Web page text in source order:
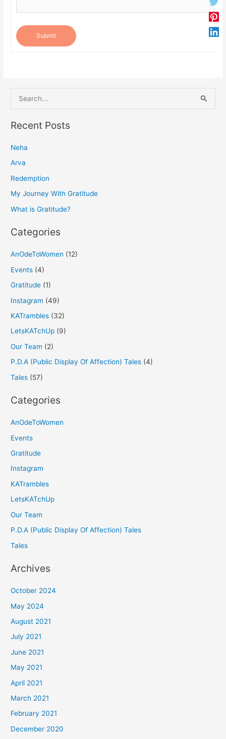
Submit
e
a
c
h
f
o
Recent Posts
Neha
Arva
Redemption
My Journey With Gratitude
What is Gratitude?
Categories
AnOdeToWomen (12)
Events (4)
Gratitude (1)
Instagram (49)
KATrambles (32)
LetsKATchUp (9)
Our Team (2)
P.D.A (Public Display Of Affection) Tales (4)
Tales (57)
Categories
AnOdeToWomen
Events
Gratitude
Instagram
KATrambles
LetsKATchUp
Our Team
P.D.A (Public Display Of Affection) Tales
Tales
Archives
October 2024
May 2024
August 2021
July 2021
June 2021
May 2021
April 2021
March 2021
February 2021
December 2020